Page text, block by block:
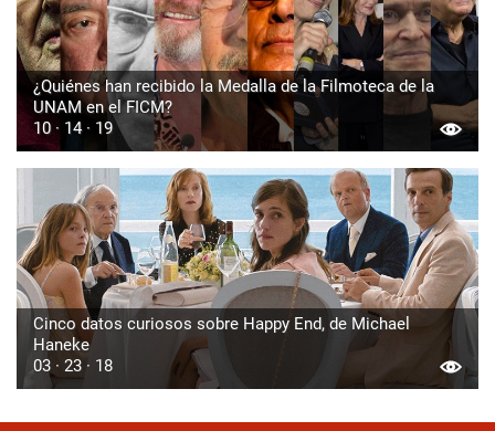
¿Quiénes han recibido la Medalla de la Filmoteca de la
UNAM en el FICM?
10 · 14 · 19
Cinco datos curiosos sobre Happy End, de Michael
Haneke
03 · 23 · 18